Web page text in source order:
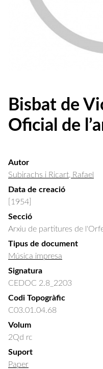
Bisbat de
Oficial de
Autor
Subirachs i Ricart, Rafael
Data de creació
[1954]
Secció
Arxiu de partitures de
Tipus de document
Música impresa
Signatura
CEDOC 2.8_2203
Codi Topogràfic
C03.01.04.68
Volum
2Qd rc
Suport
Paper